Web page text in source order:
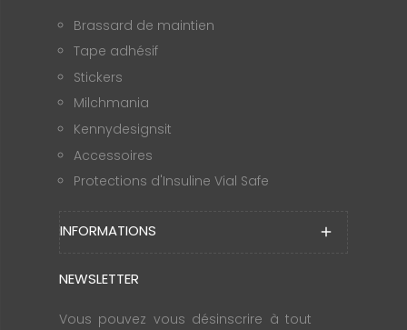
Brassard de maintien
Tape adhésif
Stickers
Milchmania
Kennydesignsit
Accessoires
Protections d'Insuline Vial Safe
INFORMATIONS add
NEWSLETTER
Vous pouvez vous désinscrire à tout